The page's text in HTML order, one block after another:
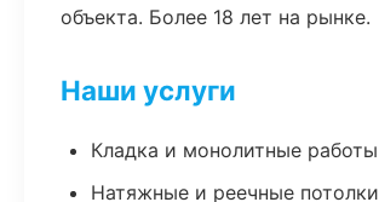
объекта. Более 18 лет на рынке.
Наши услуги
Кладка и монолитные работы
Натяжные и реечные потолки